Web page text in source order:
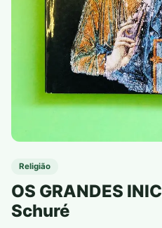
Religião
OS GRANDES
Schuré